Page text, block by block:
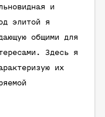
и
элитой я
общими для
Здесь я
их